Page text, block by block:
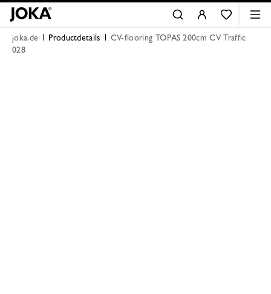
joka.de Productdetails
CV-flooring TOPAS 200cm CV Traffic
028